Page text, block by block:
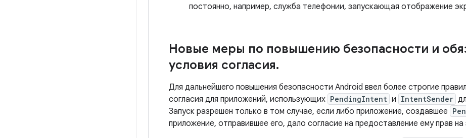
постоянно, например, служба телефонии, запускающая отображение
Новые меры по повышению безопасности и
условия согласия.
Для дальнейшего повышения безопасности Android ввел более строгие
согласия для приложений, использующих PendingIntent и IntentSender
Запуск разрешен только в том случае, если либо приложение, создавшее
приложение, отправившее его, дало согласие на предоставление ему прав